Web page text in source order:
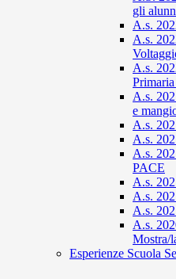
gli
A.s.
A.s.
A.s.
A.s.
e
A.s.
A.s.
A.s.
PACE
A.s.
A.s.
A.s.
A.s.
Mostra/
Esperienze Scuola